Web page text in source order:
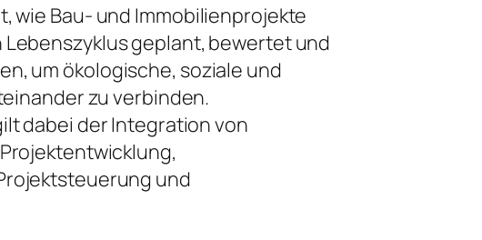
wie Bau- und Immobilienprojekte
geplant, bewertet und
um ökologische, soziale und
zu verbinden.
dabei der Integration von
und